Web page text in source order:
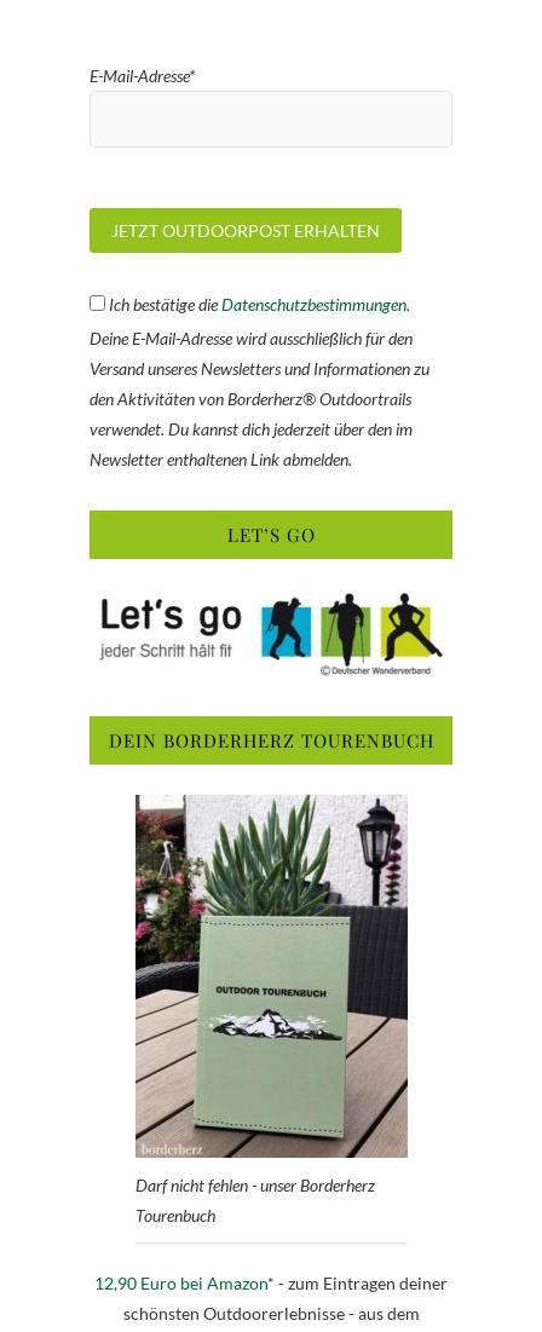
E-Mail-Adresse*
Ich bestätige dieDatenschutzbestimmungen.
Deine E-Mail-Adresse wird ausschließlich für den
Versand unseres Newsletters und Informationen zu
den Aktivitäten von Borderherz® Outdoortrails
verwendet. Du kannst dich jederzeit über den im
Newsletter enthaltenen Link abmelden.
LET’S GO
DEIN BORDERHERZ TOURENBUCH
Darf nicht fehlen - unser Borderherz
Tourenbuch
12,90 Euro bei Amazon* - zum Eintragen deiner
schönsten Outdoorerlebnisse - aus dem